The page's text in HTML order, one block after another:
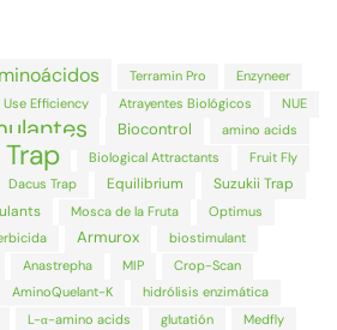
Terramin Pro
Enzyneer
Efficiency Atrayentes Biológicos
NUE
Biocontrol
amino acids
Biological Attractants
Fruit Fly
Dacus Trap Equilibrium Suzukii Trap
Mosca de la Fruta
Optimus
Armurox biostimulant
Anastrepha MIP Crop-Scan
AminoQuelant-K
hidrólisis enzimática
L-α-amino acids glutatión
Medfly